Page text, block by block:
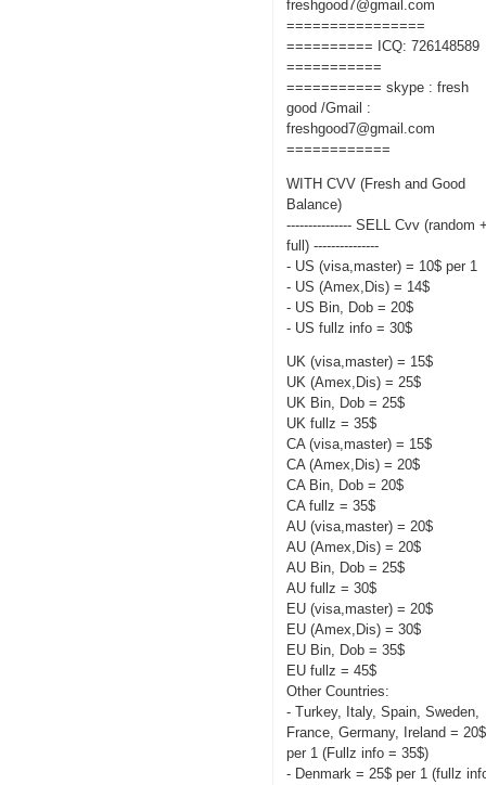
freshgood7@gmail.com
================
========== ICQ: 726148589
===========
=========== skype : fresh
good /Gmail :
freshgood7@gmail.com
============
WITH CVV (Fresh and Good
Balance)
--------------- SELL Cvv (random
full) ---------------
- US (visa,master) = 10$ per 1
- US (Amex,Dis) = 14$
- US Bin, Dob = 20$
- US fullz info = 30$
UK (visa,master) = 15$
UK (Amex,Dis) = 25$
UK Bin, Dob = 25$
UK fullz = 35$
CA (visa,master) = 15$
CA (Amex,Dis) = 20$
CA Bin, Dob = 20$
CA fullz = 35$
AU (visa,master) = 20$
AU (Amex,Dis) = 20$
AU Bin, Dob = 25$
AU fullz = 30$
EU (visa,master) = 20$
EU (Amex,Dis) = 30$
EU Bin, Dob = 35$
EU fullz = 45$
Other Countries:
- Turkey, Italy, Spain, Sweden,
France, Germany, Ireland = 20$
per 1 (Fullz info = 35$)
- Denmark = 25$ per 1 (fullz